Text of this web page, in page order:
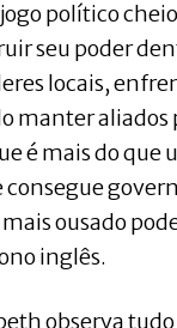
político
seu poder
locais,
manter aliados
é mais do que
consegue
ousado
inglês.
observa